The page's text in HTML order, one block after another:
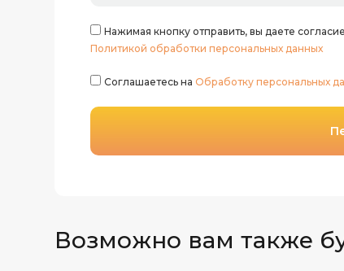
Нажимая кнопку отправить, вы даете
Политикой обработки персональных данных
Соглашаетесь на Обработку персональных
Возможно вам также